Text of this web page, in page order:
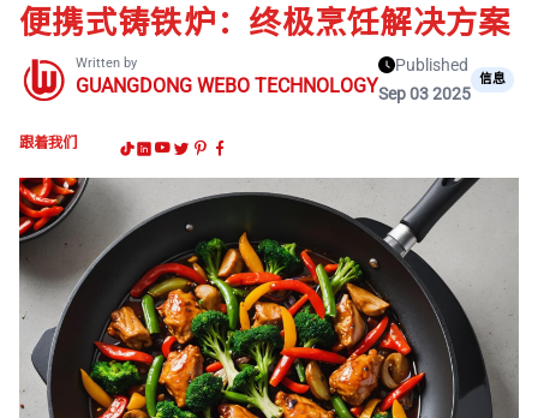
便携式铸铁炉：终极烹饪解决方案
Written by
GUANGDONG WEBO TECHNOLOGY
Published
Sep 03 2025
信息
跟着我们